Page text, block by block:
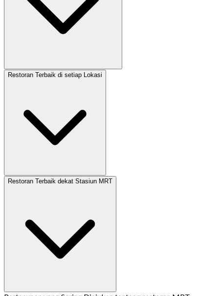
Restoran Terbaik di setiap Lokasi
Restoran Terbaik dekat Stasiun MRT